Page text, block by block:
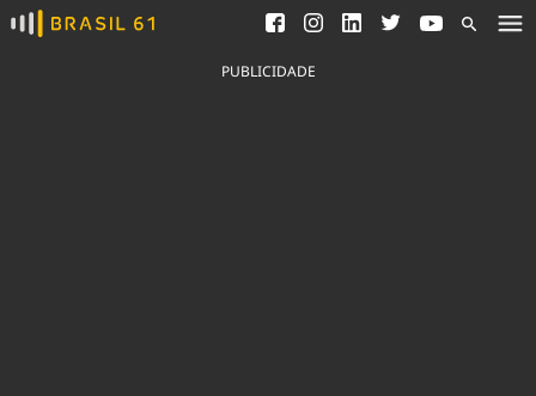
Ver todas as notícias
Saneamento
Indicadores
PUBLICIDADE